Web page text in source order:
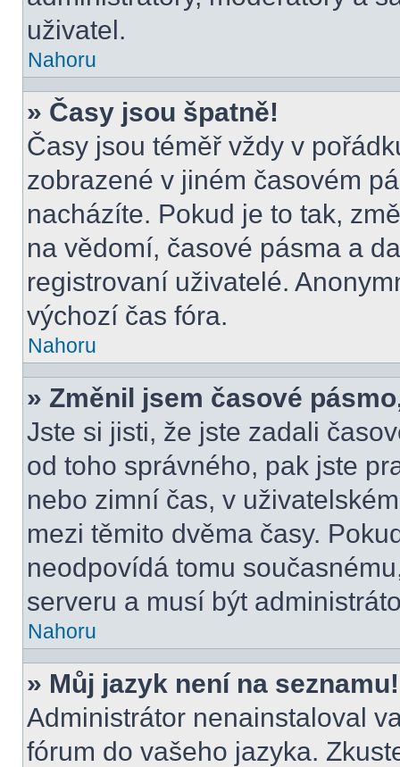
uživatel.
Nahoru
» Časy jsou špatně!
Časy jsou téměř vždy v
zobrazené v jiném časovém
nacházíte. Pokud je to tak,
na vědomí, časové pásma a
registrovaní uživatelé.
výchozí čas fóra.
Nahoru
» Změnil jsem časové
Jste si jisti, že jste zadali
od toho správného, pak jste
nebo zimní čas, v
mezi těmito dvěma časy.
neodpovídá tomu
serveru a musí být
Nahoru
» Můj jazyk není na seznamu!
Administrátor nenainstaloval
fórum do vašeho jazyka.